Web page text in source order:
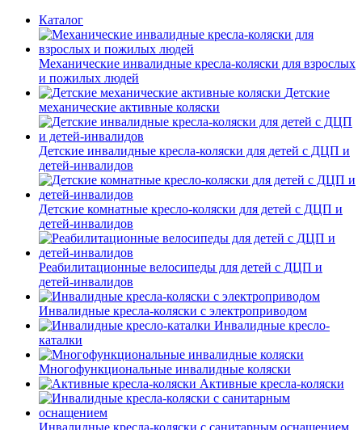
Каталог
Механические инвалидные кресла-коляски для взрослых
и пожилых людей
Детские
механические активные коляски
Детские инвалидные кресла-коляски для детей с ДЦП и
детей-инвалидов
Детские комнатные кресло-коляски для детей с ДЦП и
детей-инвалидов
Реабилитационные велосипеды для детей с ДЦП и
детей-инвалидов
Инвалидные кресла-коляски с электроприводом
Инвалидные кресло-
каталки
Многофункциональные инвалидные коляски
Активные кресла-коляски
Инвалидные кресла-коляски с санитарным оснащением